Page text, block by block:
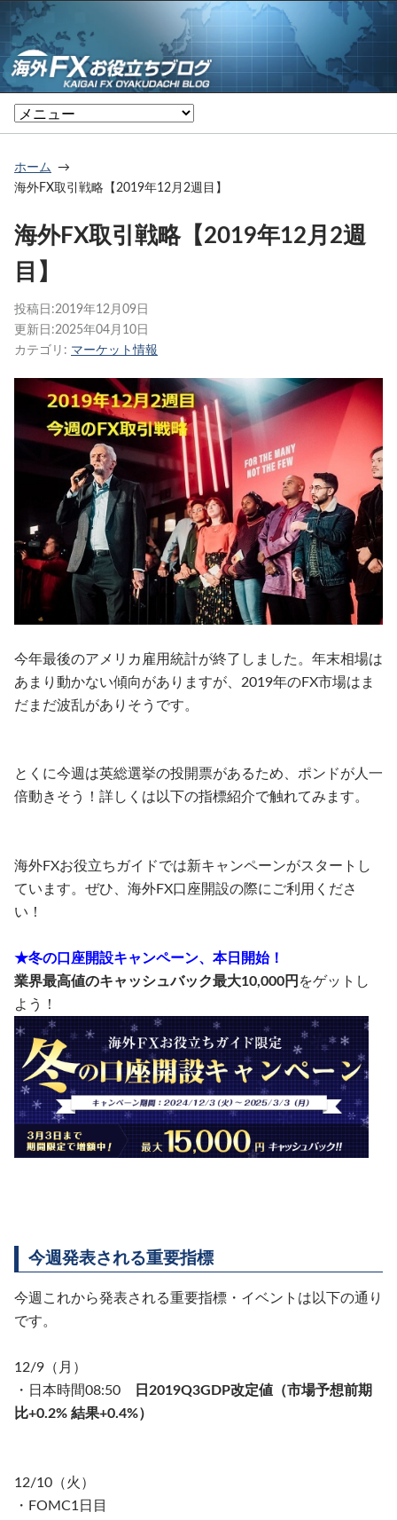
ホーム
海外FX取引戦略【2019年12月2週目】
海外FX取引戦略【2019年12月2週
目】
投稿日:2019年12月09日
更新日:2025年04月10日
カテゴリ: マーケット情報
今年最後のアメリカ雇用統計が終了しました。年末相場は
あまり動かない傾向がありますが、2019年のFX市場はま
だまだ波乱がありそうです。
とくに今週は英総選挙の投開票があるため、ポンドが人一
倍動きそう！詳しくは以下の指標紹介で触れてみます。
海外FXお役立ちガイドでは新キャンペーンがスタートし
ています。ぜひ、海外FX口座開設の際にご利用くださ
い！
★冬の口座開設キャンペーン、本日開始！
業界最高値のキャッシュバック最大10,000円 をゲットし
よう！
今週発表される重要指標
今週これから発表される重要指標・イベントは以下の通り
です。
12/9（月）
・日本時間08:50
日2019Q3GDP改定値（市場予想前期
比+0.2% 結果+0.4%）
12/10（火）
・FOMC1日目